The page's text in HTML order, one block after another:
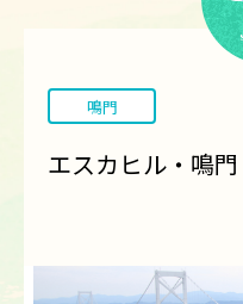
鳴門
エスカヒル・鳴門